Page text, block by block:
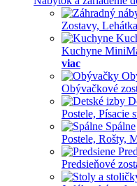
Zostavy,
Kuchyne
viac
Obývačkové
Postele, Písacie
Spálne
Postele, Rošty,
Predsieňové